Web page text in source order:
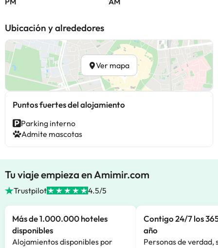
Ubicación y alrededores
Ver mapa
Puntos fuertes del alojamiento
Parking interno
Admite mascotas
Tu viaje empieza en Amimir.com
Trustpilot 4.5/5
Más de 1.000.000 hoteles
disponibles
Alojamientos disponibles por
Contigo 24/7 los
año
Personas de verdad,